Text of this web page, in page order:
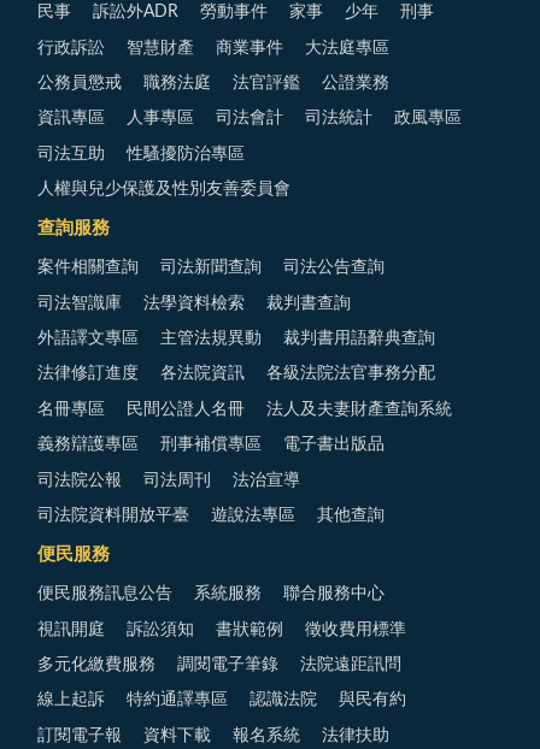
民事 訴訟外ADR 勞動事件 家事 少年 刑事
行政訴訟 智慧財產 商業事件 大法庭專區
公務員懲戒 職務法庭 法官評鑑 公證業務
資訊專區 人事專區 司法會計 司法統計 政風專區
司法互助 性騷擾防治專區
人權與兒少保護及性別友善委員會
查詢服務
案件相關查詢 司法新聞查詢 司法公告查詢
司法智識庫 法學資料檢索 裁判書查詢
外語譯文專區 主管法規異動 裁判書用語辭典查詢
法律修訂進度 各法院資訊 各級法院法官事務分配
名冊專區 民間公證人名冊 法人及夫妻財產查詢系統
義務辯護專區 刑事補償專區 電子書出版品
司法院公報 司法周刊 法治宣導
司法院資料開放平臺 遊說法專區 其他查詢
便民服務
便民服務訊息公告 系統服務 聯合服務中心
視訊開庭 訴訟須知 書狀範例 徵收費用標準
多元化繳費服務 調閱電子筆錄 法院遠距訊問
線上起訴 特約通譯專區 認識法院 與民有約
訂閱電子報 資料下載 報名系統 法律扶助